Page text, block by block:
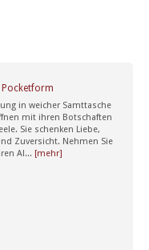
Pocketform
in weicher Samttasche
mit ihren Botschaften
Sie schenken Liebe,
Zuversicht. Nehmen Sie
Al... [mehr]